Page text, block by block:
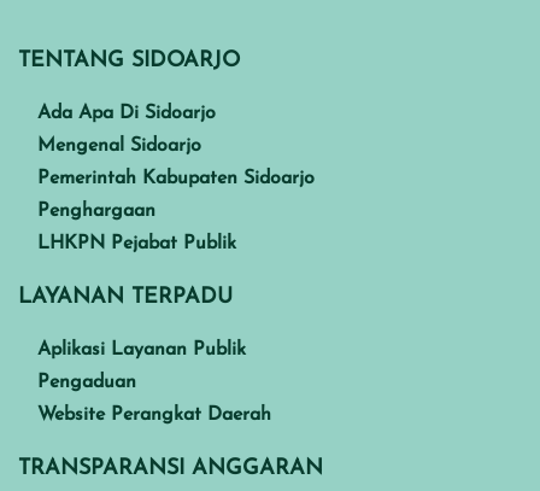
TENTANG SIDOARJO
Ada Apa Di Sidoarjo
Mengenal Sidoarjo
Pemerintah Kabupaten Sidoarjo
Penghargaan
LHKPN Pejabat Publik
LAYANAN TERPADU
Aplikasi Layanan Publik
Pengaduan
Website Perangkat Daerah
TRANSPARANSI ANGGARAN